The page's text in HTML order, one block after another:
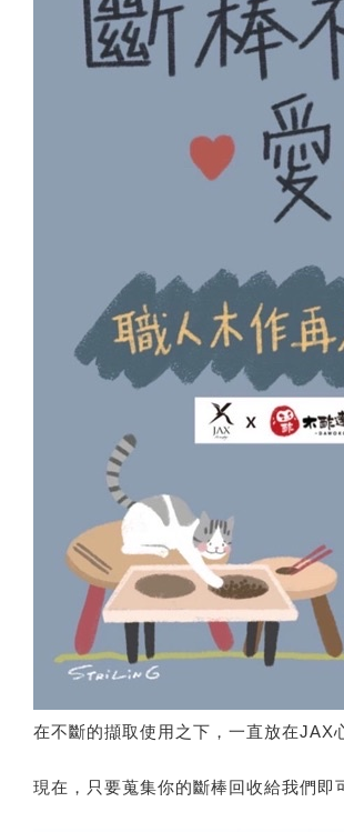
在不斷的擷取使用之下，一直放在JAX
現在，只要蒐集你的斷棒回收給我們即